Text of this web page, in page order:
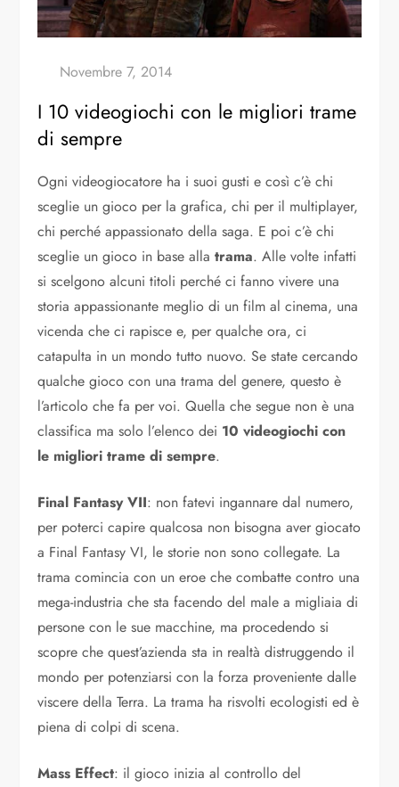
I 10 videogiochi con le migliori trame
di sempre
Ogni videogiocatore ha i suoi gusti e così c’è chi
sceglie un gioco per la grafica, chi per il multiplayer,
chi perché appassionato della saga. E poi c’è chi
sceglie un gioco in base allatrama. Alle volte infatti
si scelgono alcuni titoli perché ci fanno vivere una
storia appassionante meglio di un film al cinema, una
vicenda che ci rapisce e, per qualche ora, ci
catapulta in un mondo tutto nuovo. Se state cercando
qualche gioco con una trama del genere, questo è
l’articolo che fa per voi. Quella che segue non è una
classifica ma solo l’elenco dei 10 videogiochi con
le migliori trame di sempre.
Final Fantasy VII: non fatevi ingannare dal numero,
per poterci capire qualcosa non bisogna aver giocato
a Final Fantasy VI, le storie non sono collegate. La
trama comincia con un eroe che combatte contro una
mega-industria che sta facendo del male a migliaia di
persone con le sue macchine, ma procedendo si
scopre che quest’azienda sta in realtà distruggendo il
mondo per potenziarsi con la forza proveniente dalle
viscere della Terra. La trama ha risvolti ecologisti ed è
piena di colpi di scena.
Mass Effect: il gioco inizia al controllo del